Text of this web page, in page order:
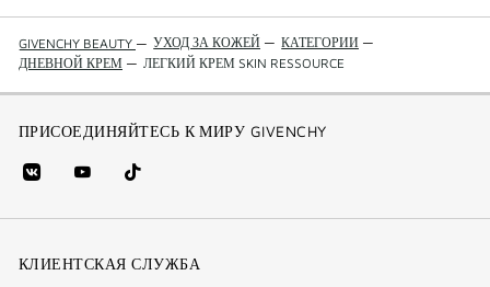
GIVENCHY BEAUTY — УХОД ЗА КОЖЕЙ — КАТЕГОРИИ —
ДНЕВНОЙ КРЕМ — ЛЕГКИЙ КРЕМ SKIN RESSOURCE
ПРИСОЕДИНЯЙТЕСЬ К МИРУ GIVENCHY
vk
(new
youtube
(новое
Tik
Tok
окно)
КЛИЕНТСКАЯ СЛУЖБА